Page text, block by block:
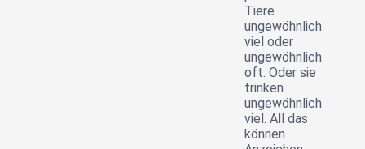
Tiere
ungewöhnlich
viel oder
ungewöhnlich
oft. Oder sie
trinken
ungewöhnlich
viel. All das
können